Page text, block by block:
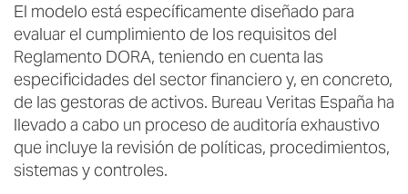
El modelo está específicamente diseñado para
evaluar el cumplimiento de los requisitos del
Reglamento DORA, teniendo en cuenta las
especificidades del sector financiero y, en concreto,
de las gestoras de activos. Bureau Veritas España ha
llevado a cabo un proceso de auditoría exhaustivo
que incluye la revisión de políticas, procedimientos,
sistemas y controles.